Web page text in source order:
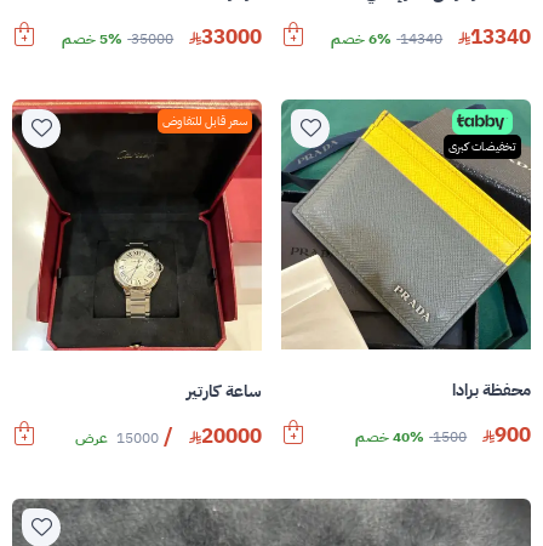
13340
14340 6% خصم 33000
35000 5% خصم
تخفيضات كبرى
محفظة برادا
900
1500 40% خصم
سعر قابل للتفاوض
ساعة كارتير
20000
/
15000 عرض